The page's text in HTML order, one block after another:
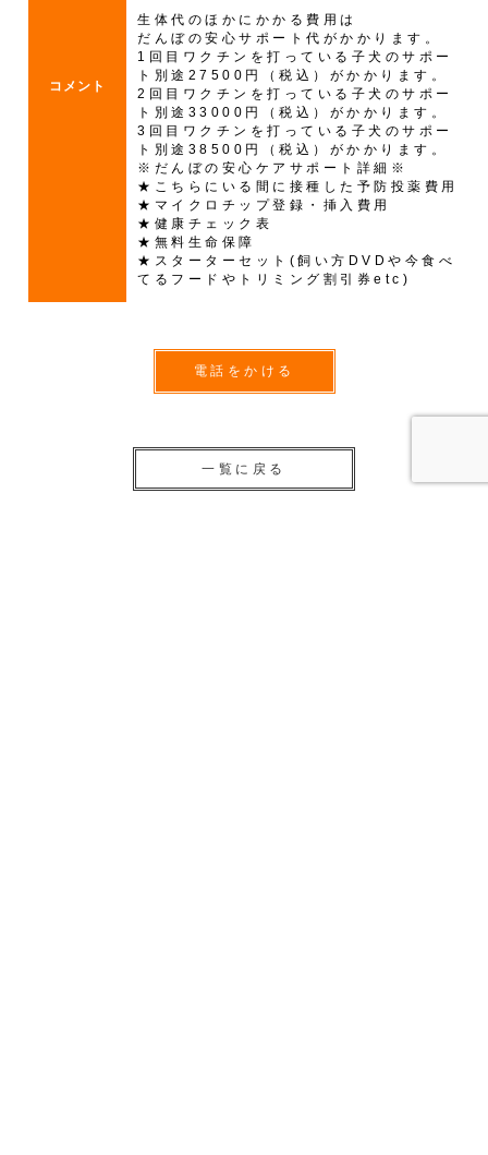
コメント
生体代のほかにかかる費用は
だんぼの安心サポート代がかかります。
1回目ワクチンを打っている子犬のサポー
ト別途27500円（税込）がかかります。
2回目ワクチンを打っている子犬のサポー
ト別途33000円（税込）がかかります。
3回目ワクチンを打っている子犬のサポー
ト別途38500円（税込）がかかります。
※だんぼの安心ケアサポート詳細※
★こちらにいる間に接種した予防投薬費用
★マイクロチップ登録・挿入費用
★健康チェック表
★無料生命保障
★スターターセット(飼い方DVDや今食べ
てるフードやトリミング割引券etc)
電話をかける
一覧に戻る